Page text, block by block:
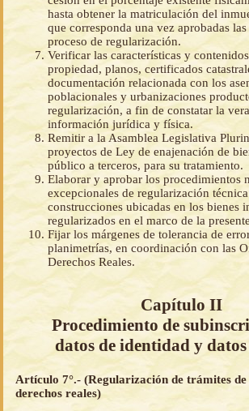
hasta obtener la matriculación del
que corresponda una vez aprobadas
proceso de regularización.
Verificar las características y
propiedad, planos, certificados
documentación relacionada con los
poblacionales y urbanizaciones
regularización, a fin de constatar la
información jurídica y física.
Remitir a la Asamblea Legislativa
proyectos de Ley de enajenación de
público a terceros, para su tratamiento.
Elaborar y aprobar los procedimientos
excepcionales de regularización
construcciones ubicadas en los bienes
regularizados en el marco de la
Fijar los márgenes de tolerancia de
planimetrías, en coordinación con las
Derechos Reales.
Capítulo II
Procedimiento de
datos de identidad y datos
Artículo 7°.- (Regularización de trámites
derechos reales)